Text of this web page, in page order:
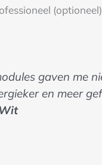
(optioneel)
gaven me
en meer